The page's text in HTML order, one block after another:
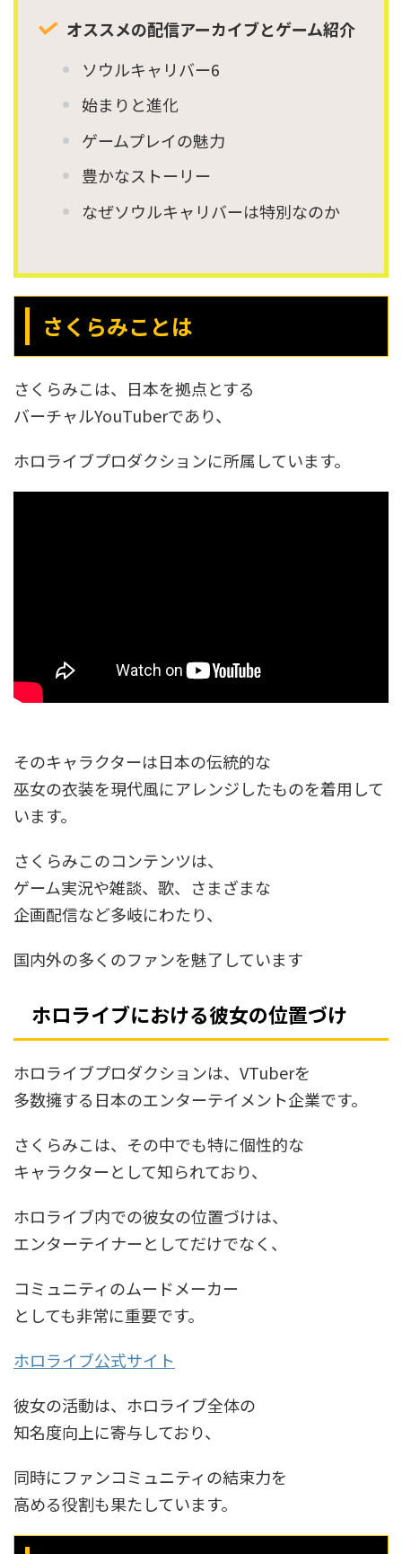
オススメの配信アーカイブとゲーム紹介
ソウルキャリバー6
始まりと進化
ゲームプレイの魅力
豊かなストーリー
なぜソウルキャリバーは特別なのか
さくらみことは
さくらみこは、日本を拠点とする
バーチャルYouTuberであり、
ホロライブプロダクションに所属しています。
そのキャラクターは日本の伝統的な
巫女の衣装を現代風にアレンジしたものを着用して
います。
さくらみこのコンテンツは、
ゲーム実況や雑談、歌、さまざまな
企画配信など多岐にわたり、
国内外の多くのファンを魅了しています
ホロライブにおける彼女の位置づけ
ホロライブプロダクションは、VTuberを
多数擁する日本のエンターテイメント企業です。
さくらみこは、その中でも特に個性的な
キャラクターとして知られており、
ホロライブ内での彼女の位置づけは、
エンターテイナーとしてだけでなく、
コミュニティのムードメーカー
としても非常に重要です。
ホロライブ公式サイト
彼女の活動は、ホロライブ全体の
知名度向上に寄与しており、
同時にファンコミュニティの結束力を
高める役割も果たしています。